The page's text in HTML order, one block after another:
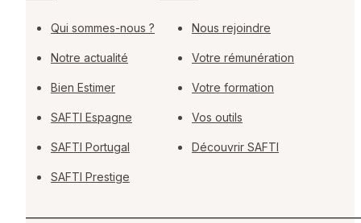
Qui sommes-nous ?
Notre actualité
Bien Estimer
SAFTI Espagne
SAFTI Portugal
SAFTI Prestige
Nous rejoindre
Votre rémunération
Votre formation
Vos outils
Découvrir SAFTI